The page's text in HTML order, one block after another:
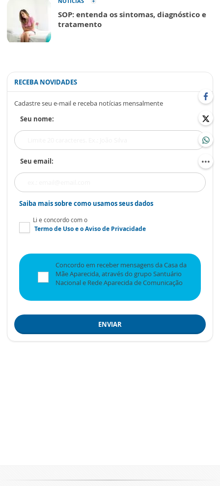
SOP: entenda os sintomas, diagnóstico e
tratamento
RECEBA NOVIDADES
Cadastre seu e-mail e receba notícias mensalmente
Seu nome:
Seu email:
Saiba mais sobre como usamos seus dados
Li e concordo com o
Termo de Usoe oAviso de Privacidade
Concordo em receber mensagens da Casa da
Mãe Aparecida, através do grupo Santuário
Nacional e Rede Aparecida de Comunicação
ENVIAR